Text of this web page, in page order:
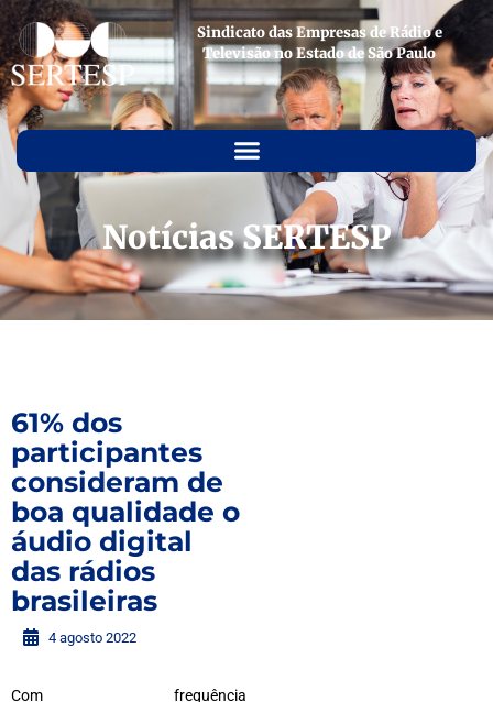
Sindicato das Empresas de Rádio e
Televisão no Estado de São Paulo
Notícias SERTESP
61% dos
participantes
consideram de
boa qualidade o
áudio digital
das rádios
brasileiras
4 agosto 2022
Com frequência